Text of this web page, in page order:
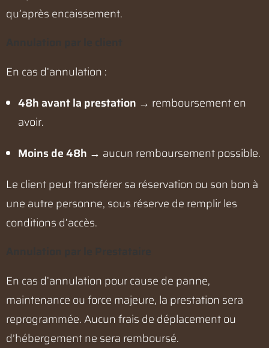
qu’après encaissement.
En cas d’annulation :
48h avant la prestation → remboursement en
avoir.
Moins de 48h → aucun remboursement possible.
Le client peut transférer sa réservation ou son bon à
une autre personne, sous réserve de remplir les
conditions d’accès.
En cas d’annulation pour cause de panne,
maintenance ou force majeure, la prestation sera
reprogrammée. Aucun frais de déplacement ou
d’hébergement ne sera remboursé.